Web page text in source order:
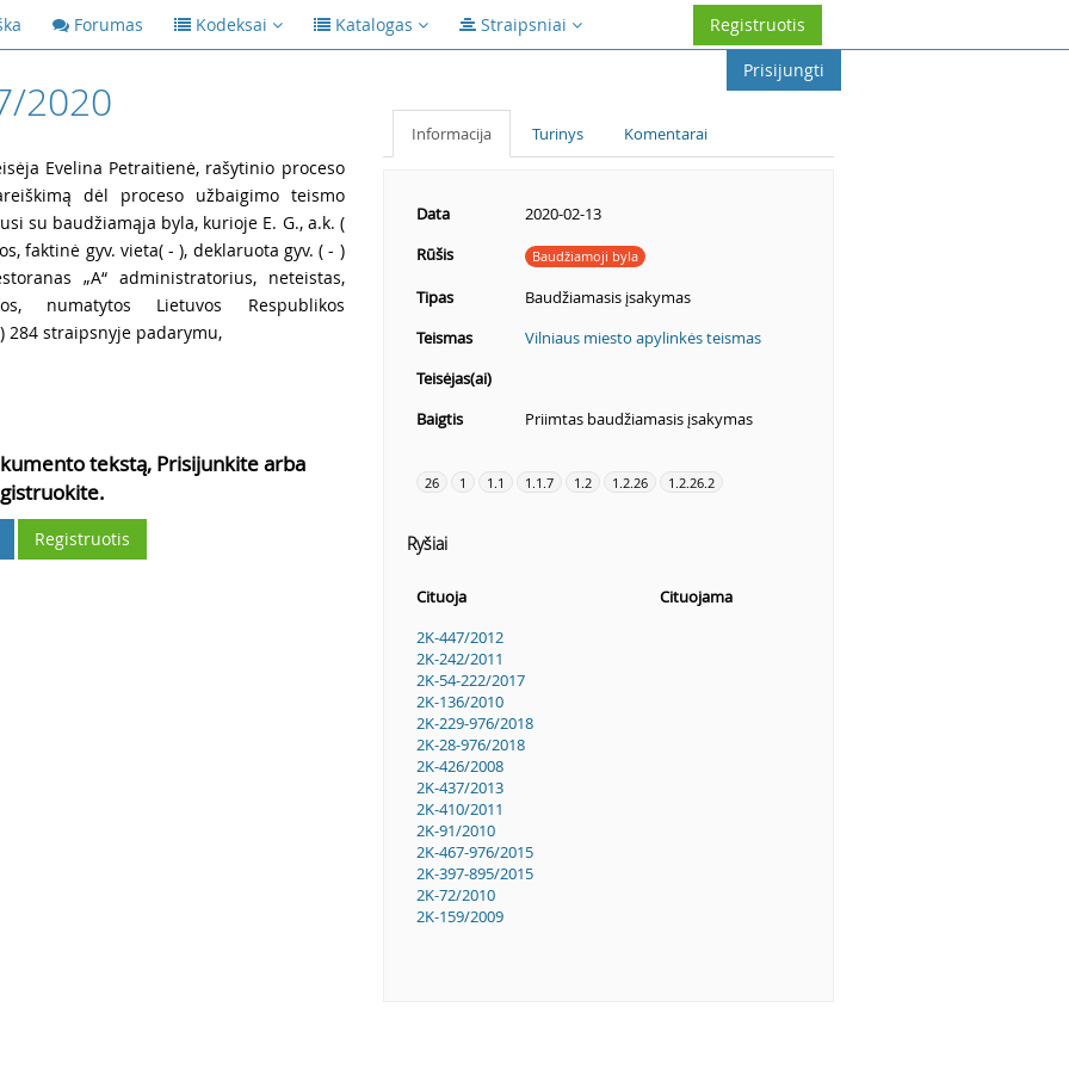
Forumas Kodeksai Katalogas Straipsniai
Registruotis
Prisijungti
2020
Evelina Petraitienė, rašytinio proceso
dėl proceso užbaigimo teismo
su baudžiamąja byla, kurioje E. G., a.k. (
faktinė gyv. vieta( - ), deklaruota gyv. ( - )
„A“ administratorius, neteistas,
numatytos Lietuvos Respublikos
284 straipsnyje padarymu,
tekstą, Prisijunkite arba
Registruotis
Informacija Turinys Komentarai
Data
2020-02-13
Rūšis
Baudžiamoji byla
Tipas
Baudžiamasis įsakymas
Teismas
Vilniaus miesto apylinkės teismas
Teisėjas(ai)
Baigtis
Priimtas baudžiamasis įsakymas
26 1 1.1 1.1.7 1.2 1.2.26 1.2.26.2
Ryšiai
Cituoja
Cituojama
2K-447/2012
2K-242/2011
2K-54-222/2017
2K-136/2010
2K-229-976/2018
2K-28-976/2018
2K-426/2008
2K-437/2013
2K-410/2011
2K-91/2010
2K-467-976/2015
2K-397-895/2015
2K-72/2010
2K-159/2009